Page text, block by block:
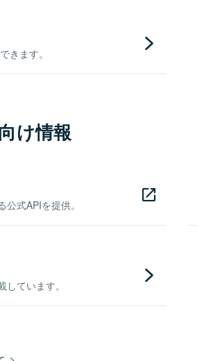
きます。
け情報
式APIを提供。
ています。